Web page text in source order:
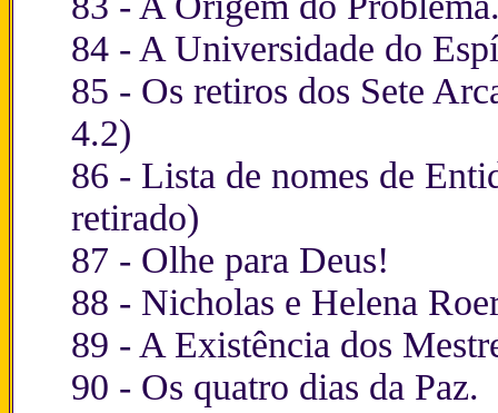
84 - A Universidade do
85 - Os retiros dos Sete
4.2)
86 - Lista de nomes de
retirado)
87 - Olhe para Deus!
88 - Nicholas e Helena
89 - A Existência dos
90 - Os quatro dias da Paz.